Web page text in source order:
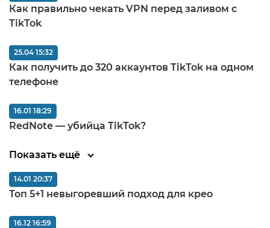
Как правильно чекать VPN перед заливом c
TikTok
Как получить до 320 аккаунтов TikTok на одном
телефоне
25.04 15:32
RedNote — убийца TikTok?
16.01 18:29
Показать ещё
Топ 5+1 невыгоревший подход для крео
14.01 20:37
16.12 16:59